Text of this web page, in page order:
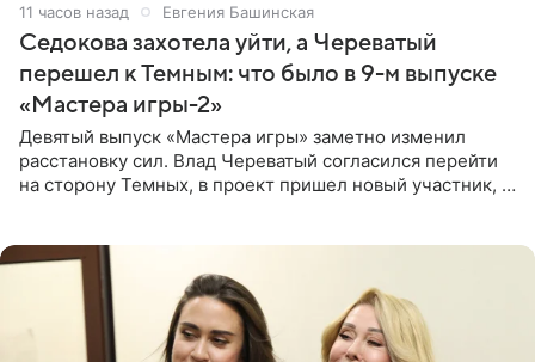
11 часов назад Евгения Башинская
Седокова захотела уйти, а Череватый
перешел к Темным: что было в 9-м выпуске
«Мастера игры-2»
Девятый выпуск «Мастера игры» заметно изменил
расстановку сил. Влад Череватый согласился перейти
на сторону Темных, в проект пришел новый участник, а